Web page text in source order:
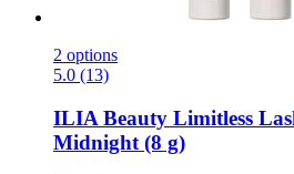
2 options
5.0 (13)
ILIA Beauty Limitless
Midnight (8 g)